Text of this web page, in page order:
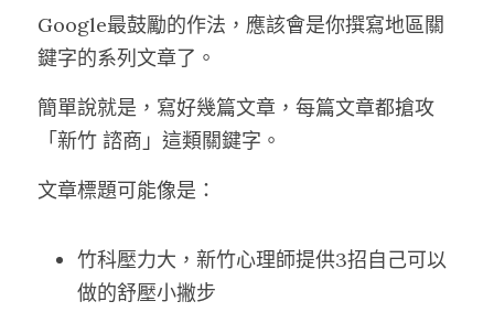
Google最鼓勵的作法，應該會是你撰寫地區關
鍵字的系列文章了。
簡單說就是，寫好幾篇文章，每篇文章都搶攻
「新竹 諮商」這類關鍵字。
文章標題可能像是：
竹科壓力大，新竹心理師提供3招自己可以
做的舒壓小撇步